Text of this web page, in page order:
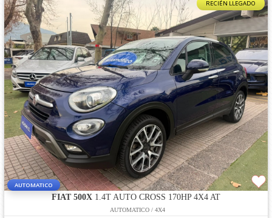
RECIÉN LLEGADO
AUTOMATICO
FIAT 500X1.4T AUTO CROSS 170HP 4X4 AT
AUTOMATICO / 4X4